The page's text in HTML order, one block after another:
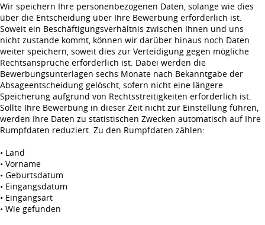
Wir speichern Ihre personenbezogenen Daten, solange wie dies
über die Entscheidung über Ihre Bewerbung erforderlich ist.
Soweit ein Beschäftigungsverhältnis zwischen Ihnen und uns
nicht zustande kommt, können wir darüber hinaus noch Daten
weiter speichern, soweit dies zur Verteidigung gegen mögliche
Rechtsansprüche erforderlich ist. Dabei werden die
Bewerbungsunterlagen sechs Monate nach Bekanntgabe der
Absageentscheidung gelöscht, sofern nicht eine längere
Speicherung aufgrund von Rechtsstreitigkeiten erforderlich ist.
Sollte Ihre Bewerbung in dieser Zeit nicht zur Einstellung führen,
werden Ihre Daten zu statistischen Zwecken automatisch auf Ihre
Rumpfdaten reduziert. Zu den Rumpfdaten zählen:
• Land
• Vorname
• Geburtsdatum
• Eingangsdatum
• Eingangsart
• Wie gefunden